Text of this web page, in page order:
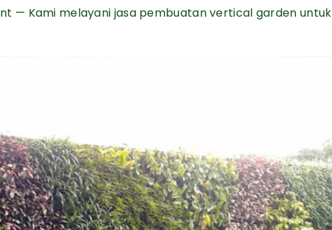
— Kami melayani jasa pembuatan vertical garden untuk